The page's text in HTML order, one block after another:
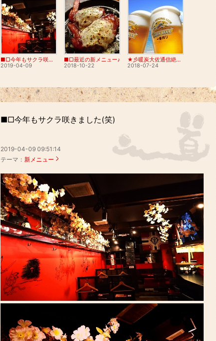
■□今年もサクラ咲きました(笑)
2019-04-09
■□最近の新メニュー♪
2018-10-22
★彡暖炭大佐通信絶賛戦闘中(訳；近々来てね)7/24号
2018-07-24
■□今年もサクラ咲きました(笑)
2019-04-09 09:51:14
テーマ： 新メニュー